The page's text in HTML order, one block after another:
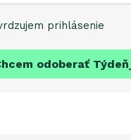
prihlásenie
odoberať